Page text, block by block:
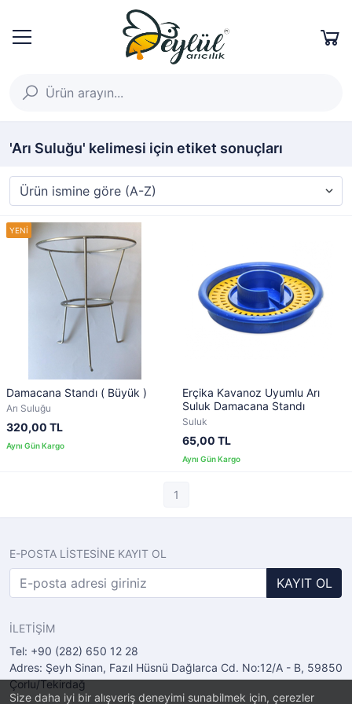
Size daha iyi bir alışveriş deneyimi sunabilmek için, çerezler
'Arı Suluğu' kelimesi için etiket sonuçları
Damacana Standı ( Büyük )
Arı Suluğu
320,00 TL
Erçika Kavanoz Uyumlu Arı
Suluk Damacana Standı
Suluk
65,00 TL
1
E-POSTA LİSTESİNE KAYIT OL
KAYIT OL
İLETİŞİM
Tel: +90 (282) 650 12 28
Adres: Şeyh Sinan, Fazıl Hüsnü Dağlarca Cd. No:12/A - B, 59850
Çorlu/Tekirdağ